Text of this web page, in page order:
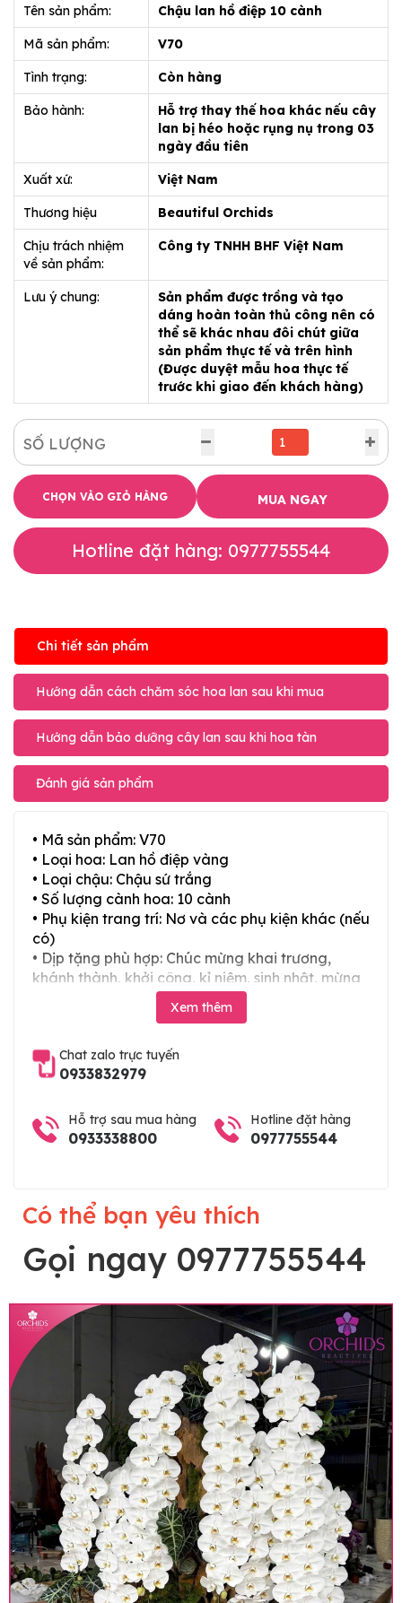
Tên sản phẩm: Chậu lan hồ điệp 10 cành
Mã sản phẩm: V70
Tình trạng: Còn hàng
Bảo hành:
Hỗ trợ thay thế hoa khác nếu cây
lan bị héo hoặc rụng nụ trong 03
ngày đầu tiên
Xuất xứ: Việt Nam
Thương hiệu Beautiful Orchids
Chịu trách nhiệm
về sản phẩm:
Công ty TNHH BHF Việt Nam
Lưu ý chung:
Sản phẩm được trồng và tạo
dáng hoàn toàn thủ công nên có
thể sẽ khác nhau đôi chút giữa
sản phẩm thực tế và trên hình
(Được duyệt mẫu hoa thực tế
trước khi giao đến khách hàng)
SỐ LƯỢNG
CHỌN VÀO GIỎ HÀNG MUA NGAY
Hotline đặt hàng: 0977755544
Chi tiết sản phẩm
Hướng dẫn cách chăm sóc hoa lan sau khi mua
Hướng dẫn bảo dưỡng cây lan sau khi hoa tàn
Đánh giá sản phẩm
• Mã sản phẩm: V70
• Loại hoa: Lan hồ điệp vàng
• Loại chậu: Chậu sứ trắng
• Số lượng cành hoa: 10 cành
• Phụ kiện trang trí: Nơ và các phụ kiện khác (nếu
có)
• Dịp tặng phù hợp: Chúc mừng khai trương,
khánh thành, khởi công, kỉ niệm, sinh nhật, mừng
thọ, mừng cưới, tân gia và các ngày lễ tết trong
Lưu ý trước khi đặt hàng
• Về cây hoa: Một chậu hoa lan hồ điệp đẹp và
hoàn chỉnh sẽ được phối ghép từ nhiều cây hoa
và tạo dáng hoàn toàn thủ công nên có thể sẽ
khác nhau đôi chút giữa sản phẩm thực tế và
Xem thêm
Chat zalo trực tuyến
0933832979
Hỗ trợ sau mua hàng
0933338800
Hotline đặt hàng
0977755544
Có thể bạn yêu thích
Gọi ngay 0977755544